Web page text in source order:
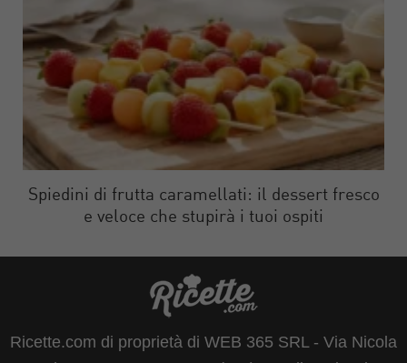
Spiedini di frutta caramellati: il dessert fresco
e veloce che stupirà i tuoi ospiti
Ricette.com di proprietà di WEB 365 SRL - Via Nicola